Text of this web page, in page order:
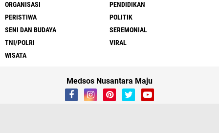
ORGANISASI
PENDIDIKAN
PERISTIWA
POLITIK
SENI DAN BUDAYA
SEREMONIAL
TNI/POLRI
VIRAL
WISATA
Medsos Nusantara Maju